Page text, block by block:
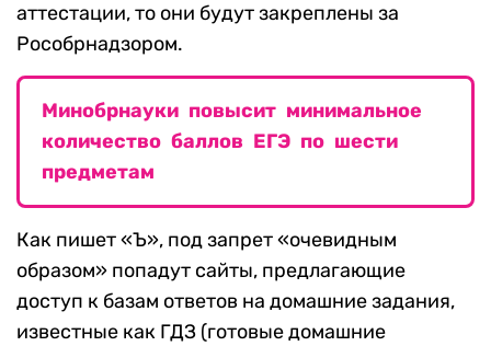
аттестации, то они будут закреплены за
Рособрнадзором.
Минобрнауки повысит минимальное
количество баллов ЕГЭ по шести
предметам
Как пишет «Ъ», под запрет «очевидным
образом» попадут сайты, предлагающие
доступ к базам ответов на домашние задания,
известные как ГДЗ (готовые домашние